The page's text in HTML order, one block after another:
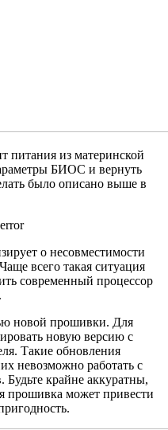
питания из материнской
БИОС и вернуть
было описано выше в
о несовместимости
всего такая ситуация
современный процессор
новой прошивки. Для
новую версию с
Такие обновления
невозможно работать с
крайне аккуратны,
прошивка может привести